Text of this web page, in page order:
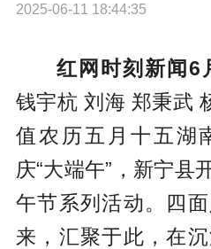
2025-06-11 18:44:35
红网时刻新闻6
钱宇杭 刘海 郑秉武
值农历五月十五湖
庆“大端午”，新宁县
午节系列活动。四
来，汇聚于此，在